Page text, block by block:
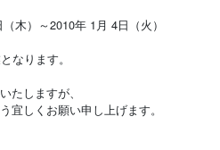
木）～2010年 1月 4日（火）
なります。
たしますが、
宜しくお願い申し上げます。